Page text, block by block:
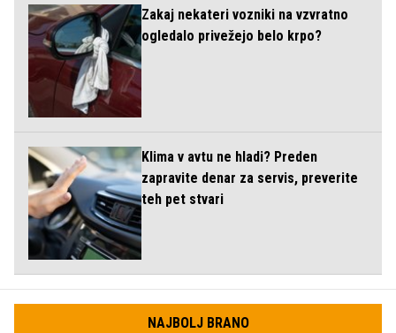
Zakaj nekateri vozniki na vzvratno
ogledalo privežejo belo krpo?
Klima v avtu ne hladi? Preden
zapravite denar za servis, preverite
teh pet stvari
NAJBOLJ BRANO